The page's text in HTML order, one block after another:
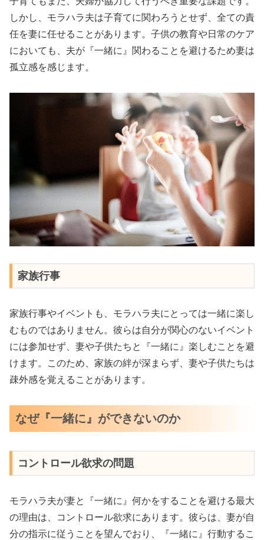
しかし、モラハラ夫は子育てに関わろうとせず、全ての責
任を妻に任せることがあります。子供の教育や日常のケア
においても、夫が『一緒に』関わることを避けるため妻は
孤立感を感じます。
家族行事
家族行事やイベントも、モラハラ夫にとっては一緒に楽し
むものではありません。彼らは自分が関心のないイベント
には参加せず、妻や子供たちと『一緒に』楽しむことを避
けます。このため、家族の絆が深まらず、妻や子供たちは
疎外感を覚えることがあります。
なぜ『一緒に』ができないのか
コントロール欲求の問題
モラハラ夫が妻と『一緒に』何かをすることを避ける最大
の理由は、コントロール欲求にあります。彼らは、妻が自
分の指示に従うことを望んでおり、『一緒に』行動するこ